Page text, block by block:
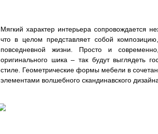
Мягкий характер интерьера сопровождается
что в целом представляет собой
повседневной жизни. Просто и
оригинального шика – так будут выглядеть
стиле. Геометрические формы мебели в
элементами волшебного скандинавского